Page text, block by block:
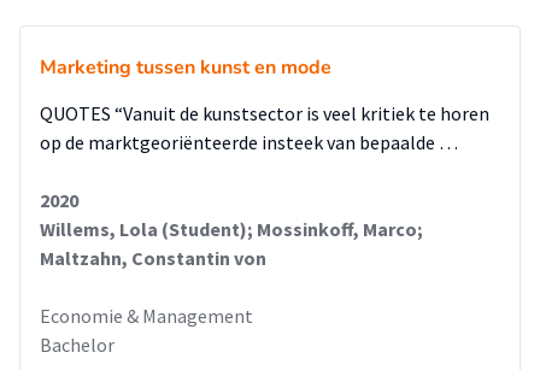
Marketing tussen kunst en mode
QUOTES “Vanuit de kunstsector is veel kritiek te horen
op de marktgeoriënteerde insteek van bepaalde …
2020
Willems, Lola (Student); Mossinkoff, Marco;
Maltzahn, Constantin von
Economie & Management
Bachelor